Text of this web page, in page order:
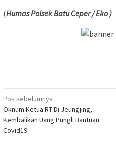
(Humas Polsek Batu Ceper / Eko )
Navigasi
pos
Pos sebelumnya
Oknum Ketua RT Di Jeungjing,
Kembalikan Uang Pungli Bantuan
Covid19